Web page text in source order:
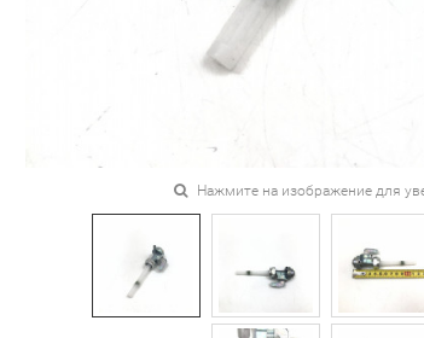
Нажмите на изображение для